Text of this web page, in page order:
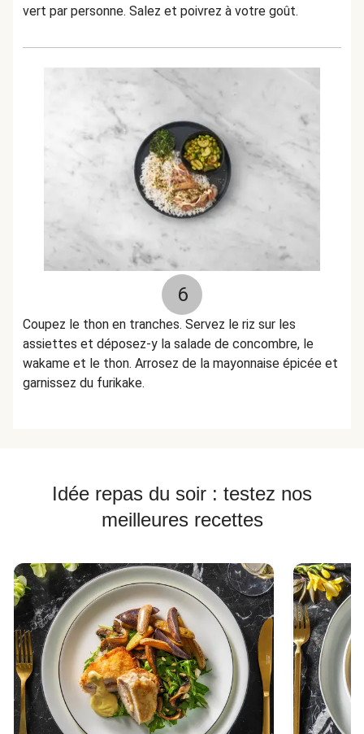
vert par personne. Salez et poivrez à votre goût.
6
Coupez le thon en tranches. Servez le riz sur les
assiettes et déposez-y la salade de concombre, le
wakame et le thon. Arrosez de la mayonnaise épicée et
garnissez du furikake.
Idée repas du soir : testez nos
meilleures recettes